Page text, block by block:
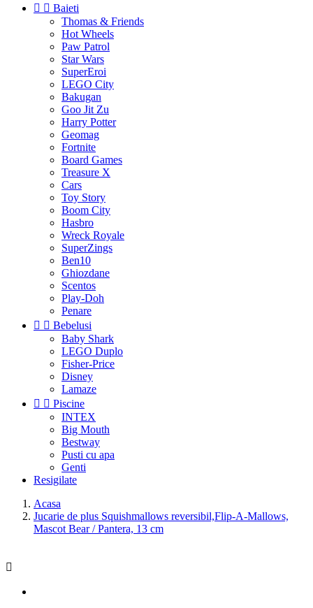
  Baieti
Thomas & Friends
Hot Wheels
Paw Patrol
Star Wars
SuperEroi
LEGO City
Bakugan
Goo Jit Zu
Harry Potter
Geomag
Fortnite
Board Games
Treasure X
Cars
Toy Story
Boom City
Hasbro
Wreck Royale
SuperZings
Ben10
Ghiozdane
Scentos
Play-Doh
Penare
  Bebelusi
Baby Shark
LEGO Duplo
Fisher-Price
Disney
Lamaze
  Piscine
INTEX
Big Mouth
Bestway
Pusti cu apa
Genti
Resigilate
Acasa
Jucarie de plus Squishmallows reversibil,Flip-A-Mallows,
Mascot Bear / Pantera, 13 cm
